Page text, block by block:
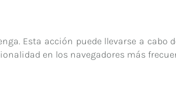
Esta acción puede llevarse a cabo
en los navegadores más